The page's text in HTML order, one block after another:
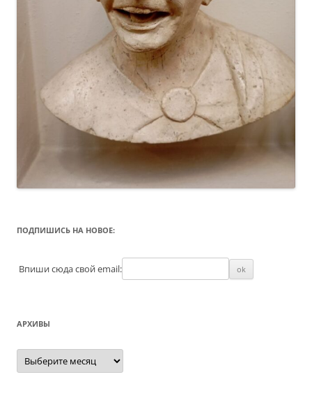
ПОДПИШИСЬ НА НОВОЕ:
Впиши сюда свой email:
АРХИВЫ
Архивы